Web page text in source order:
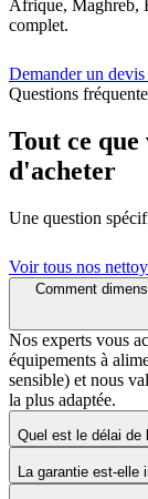
Afrique, Maghreb,
complet.
Demander un
Questions
Tout ce que
d'acheter
Une question
Voir tous nos
Comment
Nos experts vous
équipements à
sensible) et nous
la plus adaptée.
Quel est le délai de
La garantie est-elle